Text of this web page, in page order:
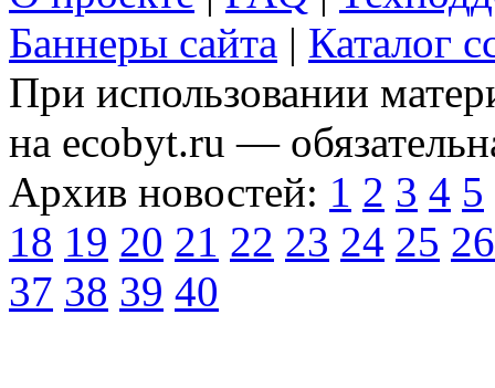
Баннеры сайта | Каталог
При использовании
на ecobyt.ru —
Архив новостей: 1 2 3 4 5
18 19 20 21 22 23 24 25 26
37 38 39 40